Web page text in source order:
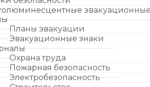
Планы эвакуации
Эвакуационные знаки
Охрана труда
Пожарная безопасность
Электробезопасность